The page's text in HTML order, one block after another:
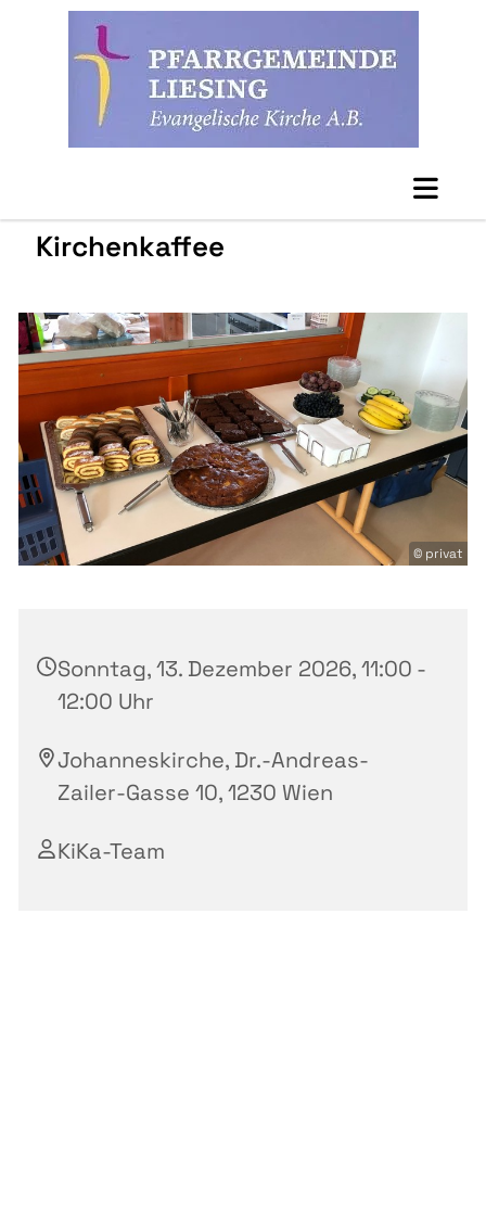
Kirchenkaffee
© privat
Sonntag, 13. Dezember 2026, 11:00 -
12:00 Uhr
Johanneskirche, Dr.-Andreas-
Zailer-Gasse 10, 1230 Wien
KiKa-Team